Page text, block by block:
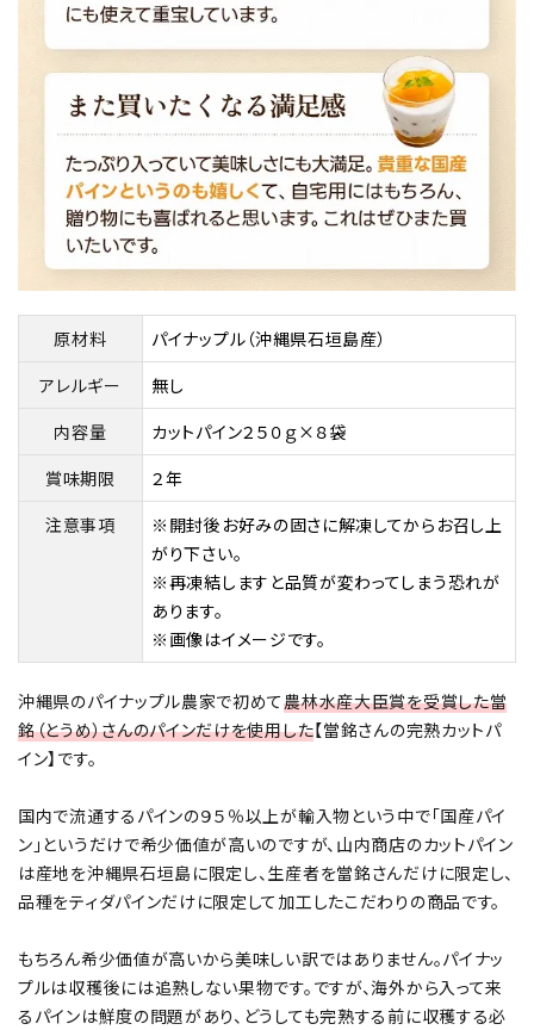
原材料
パイナップル（沖縄県石垣島産）
アレルギー
無し
内容量
カットパイン２５０ｇ×８袋
賞味期限
２年
注意事項
※開封後お好みの固さに解凍してからお召し上
がり下さい。
※再凍結しますと品質が変わってしまう恐れが
あります。
※画像はイメージです。
沖縄県のパイナップル農家で初めて農林水産大臣賞を受賞した當
銘（とうめ）さんのパインだけを使用した【當銘さんの完熟カットパ
イン】です。
国内で流通するパインの９５％以上が輸入物という中で「国産パイ
ン」というだけで希少価値が高いのですが、山内商店のカットパイン
は産地を沖縄県石垣島に限定し、生産者を當銘さんだけに限定し、
品種をティダパインだけに限定して加工したこだわりの商品です。
もちろん希少価値が高いから美味しい訳ではありません。パイナッ
プルは収穫後には追熟しない果物です。ですが、海外から入って来
るパインは鮮度の問題があり、どうしても完熟する前に収穫する必